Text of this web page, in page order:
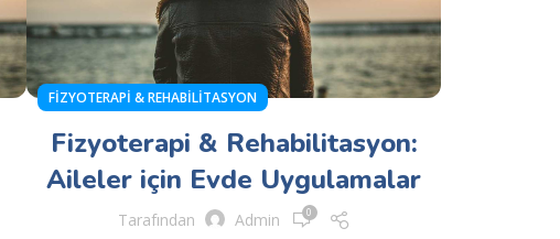
FIZYOTERAPI & REHABILITASYON
Fizyoterapi & Rehabilitasyon:
Aileler için Evde Uygulamalar
Tarafından Admin 0